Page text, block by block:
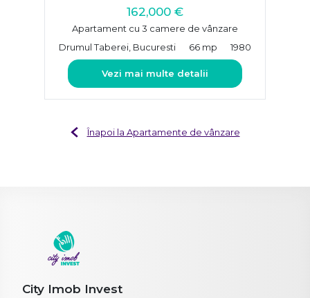
162,000 €
Apartament cu 3 camere de vânzare
Drumul Taberei, Bucuresti
66 mp 1980
Vezi mai multe detalii
Înapoi la Apartamente de vânzare
City Imob Invest